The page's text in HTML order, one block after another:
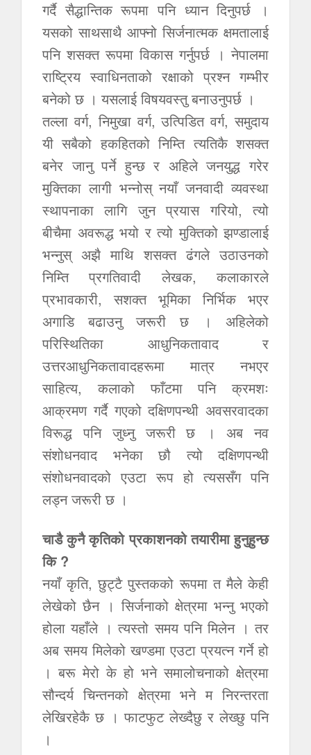
गर्दै सैद्धान्तिक रूपमा पनि ध्यान दिनुपर्छ ।
यसको साथसाथै आफ्नो सिर्जनात्मक क्षमतालाई
पनि शसक्त रूपमा विकास गर्नुपर्छ । नेपालमा
राष्ट्रिय स्वाधिनताको रक्षाको प्रश्न गम्भीर
बनेको छ । यसलाई विषयवस्तु बनाउनुपर्छ ।
तल्ला वर्ग, निमुखा वर्ग, उत्पिडित वर्ग, समुदाय
यी सबैको हकहितको निम्ति त्यतिकै शसक्त
बनेर जानु पर्ने हुन्छ र अहिले जनयुद्ध गरेर
मुक्तिका लागी भन्नोस् नयाँ जनवादी व्यवस्था
स्थापनाका लागि जुन प्रयास गरियो, त्यो
बीचैमा अवरूद्ध भयो र त्यो मुक्तिको झण्डालाई
भन्नुस् अझै माथि शसक्त ढंगले उठाउनको
निम्ति प्रगतिवादी लेखक, कलाकारले
प्रभावकारी, सशक्त भूमिका निर्भिक भएर
अगाडि बढाउनु जरूरी छ । अहिलेको
परिस्थितिका आधुनिकतावाद र
उत्तरआधुनिकतावादहरूमा मात्र नभएर
साहित्य, कलाको फाँटमा पनि क्रमशः
आक्रमण गर्दै गएको दक्षिणपन्थी अवसरवादका
विरूद्ध पनि जुध्नु जरूरी छ । अब नव
संशोधनवाद भनेका छौ त्यो दक्षिणपन्थी
संशोधनवादको एउटा रूप हो त्यससँग पनि
लड्न जरूरी छ ।
चाडै कुनै कृतिको प्रकाशनको तयारीमा हुनुहुन्छ
कि ?
नयाँ कृति, छुट्टै पुस्तकको रूपमा त मैले केही
लेखेको छैन । सिर्जनाको क्षेत्रमा भन्नु भएको
होला यहाँले । त्यस्तो समय पनि मिलेन । तर
अब समय मिलेको खण्डमा एउटा प्रयत्न गर्ने हो
। बरू मेरो के हो भने समालोचनाको क्षेत्रमा
सौन्दर्य चिन्तनको क्षेत्रमा भने म निरन्तरता
लेखिरहेकै छ । फाटफुट लेख्दैछु र लेख्छु पनि
।